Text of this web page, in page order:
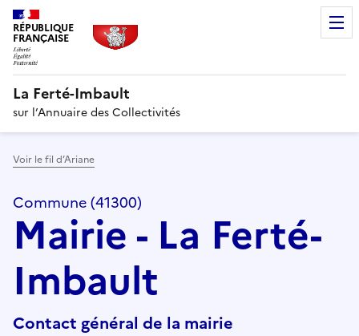
RÉPUBLIQUE
FRANÇAISE
La Ferté-Imbault
sur l’Annuaire des Collectivités
Voir le fil d’Ariane
Commune (41300)
Mairie - La Ferté-
Imbault
Contact général de la mairie